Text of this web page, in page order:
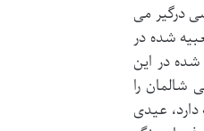
درگیر می
شده در
در این
شالمان را
عیدی